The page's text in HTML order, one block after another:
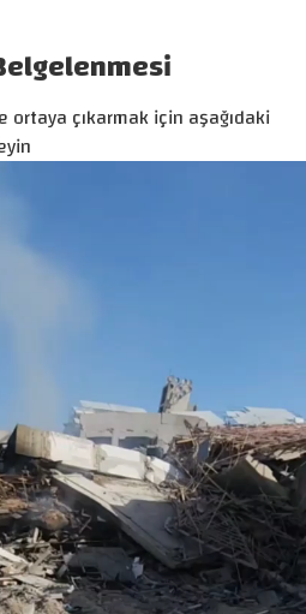
ortaya çıkarmak için aşağıdaki